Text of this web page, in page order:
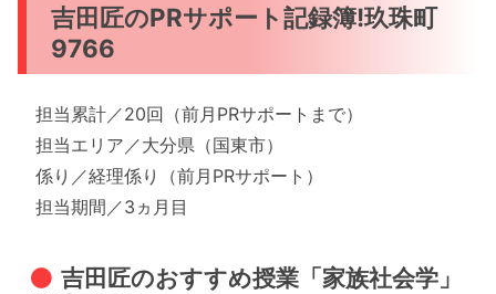
吉田匠のPRサポート記録簿!玖珠町
9766
担当累計／20回（前月PRサポートまで）
担当エリア／大分県（国東市）
係り／経理係り（前月PRサポート）
担当期間／3ヵ月目
吉田匠のおすすめ授業「家族社会学」